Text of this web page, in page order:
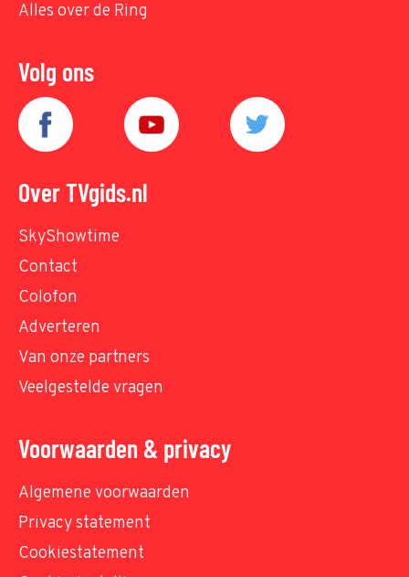
Alles over de Ring
Volg ons
Over TVgids.nl
SkyShowtime
Contact
Colofon
Adverteren
Van onze partners
Veelgestelde vragen
Voorwaarden & privacy
Algemene voorwaarden
Privacy statement
Cookiestatement